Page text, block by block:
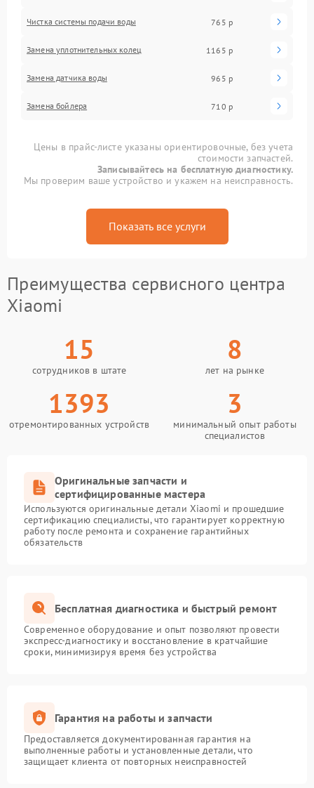
Чистка системы подачи воды 765 р
Замена уплотнительных колец 1165 р
Замена датчика воды 965 р
Замена бойлера 710 р
Цены в прайс-листе указаны ориентировочные, без учета
стоимости запчастей.
Записывайтесь на бесплатную диагностику.
Мы проверим ваше устройство и укажем на неисправность.
Показать все услуги
Преимущества сервисного центра
Xiaomi
15
сотрудников в штате
8
лет на рынке
1393
отремонтированных устройств
3
минимальный опыт работы
специалистов
Оригинальные запчасти и
сертифицированные мастера
Используются оригинальные детали Xiaomi и прошедшие
сертификацию специалисты, что гарантирует корректную
работу после ремонта и сохранение гарантийных
обязательств
Бесплатная диагностика и быстрый ремонт
Современное оборудование и опыт позволяют провести
экспресс-диагностику и восстановление в кратчайшие
сроки, минимизируя время без устройства
Гарантия на работы и запчасти
Предоставляется документированная гарантия на
выполненные работы и установленные детали, что
защищает клиента от повторных неисправностей